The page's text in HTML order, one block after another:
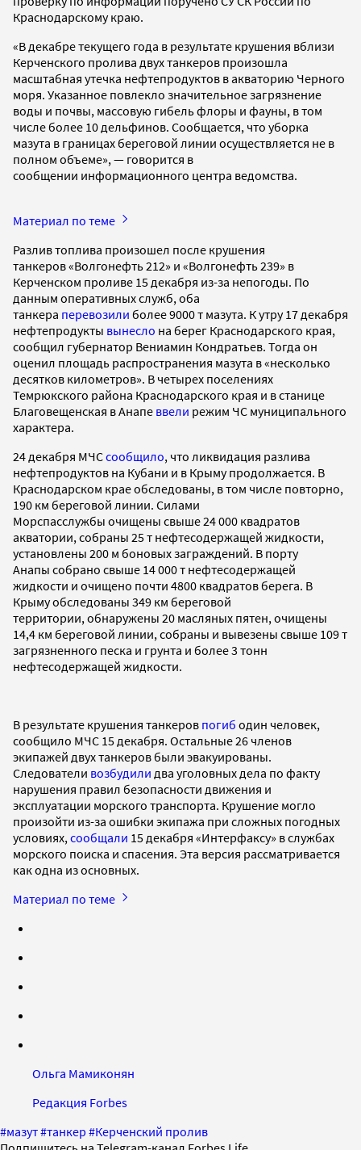
Краснодарскому краю.
«В декабре текущего года в результате крушения вблизи
Керченского пролива двух танкеров произошла
масштабная утечка нефтепродуктов в акваторию Черного
моря. Указанное повлекло значительное загрязнение
воды и почвы, массовую гибель флоры и фауны, в том
числе более 10 дельфинов. Сообщается, что уборка
мазута в границах береговой линии осуществляется не в
полном объеме», — говорится в
сообщении информационного центра ведомства.
Материал по теме
Разлив топлива произошел после крушения
танкеров «Волгонефть 212» и «Волгонефть 239» в
Керченском проливе 15 декабря из-за непогоды. По
данным оперативных служб, оба
танкера перевозили более 9000 т мазута. К утру 17 декабря
нефтепродукты вынесло на берег Краснодарского края,
сообщил губернатор Вениамин Кондратьев. Тогда он
оценил площадь распространения мазута в «несколько
десятков километров». В четырех поселениях
Темрюкского района Краснодарского края и в станице
Благовещенская в Анапе ввели режим ЧС муниципального
характера.
24 декабря МЧСсообщило, что ликвидация разлива
нефтепродуктов на Кубани и в Крыму продолжается. В
Краснодарском крае обследованы, в том числе повторно,
190 км береговой линии. Силами
Морспасслужбы очищены свыше 24 000 квадратов
акватории, собраны 25 т нефтесодержащей жидкости,
установлены 200 м боновых заграждений. В порту
Анапы собрано свыше 14 000 т нефтесодержащей
жидкости и очищено почти 4800 квадратов берега. В
Крыму обследованы 349 км береговой
территории, обнаружены 20 масляных пятен, очищены
14,4 км береговой линии, собраны и вывезены свыше 109 т
загрязненного песка и грунта и более 3 тонн
нефтесодержащей жидкости.
В результате крушения танкеров погиб один человек,
сообщило МЧС 15 декабря. Остальные 26 членов
экипажей двух танкеров были эвакуированы.
Следователи возбудили два уголовных дела по факту
нарушения правил безопасности движения и
эксплуатации морского транспорта. Крушение могло
произойти из-за ошибки экипажа при сложных погодных
условиях, сообщали 15 декабря «Интерфаксу» в службах
морского поиска и спасения. Эта версия рассматривается
как одна из основных.
Материал по теме
Ольга Мамиконян
Редакция Forbes
#мазут#танкер #Керченский пролив